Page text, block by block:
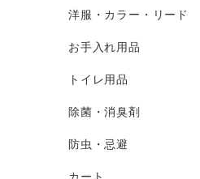
洋服・カラー・リード
お手入れ用品
トイレ用品
除菌・消臭剤
防虫・忌避